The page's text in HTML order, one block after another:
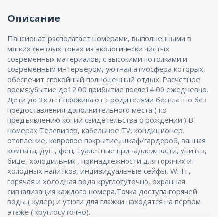
Описание
Пансионат располагает номерами, выполненными в
мягких светлых тонах из экологически чистых
современных материалов, с высокими потолками и
современным интерьером, уютная атмосфера которых,
обеспечит спокойный полноценный отдых. Расчетное
время:убытие до12.00 прибытие после14.00 ежедневно.
Дети до 3х лет проживают с родителями бесплатно без
предоставления дополнительного места ( по
предъявлению копии свидетельства о рождении ) В
номерах Телевизор, кабельное TV, кондиционер,
отопление, ковровое покрытие, шкаф/гардероб, ванная
комната, душ, фен, туалетные принадлежности, унитаз,
биде, холодильник , принадлежности для горячих и
холодных напитков, индивидуальные сейфы, Wi-Fi ,
горячая и холодная вода круглосуточно, охранная
сигнализация каждого номера.Точка доступа горячей
воды ( кулер) и утюги для глажки находятся на первом
этаже ( круглосуточно).